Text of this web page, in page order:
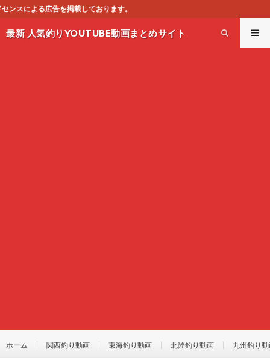
最新 人気釣りYOUTUBE動画まとめサイト
ホーム 関西釣り動画 東海釣り動画 北陸釣り動画 九州釣り